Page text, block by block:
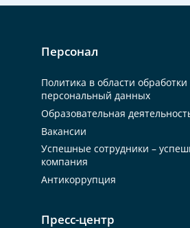
Персонал
Политика в области обработки
персональный данных
Образовательная
Вакансии
Успешные сотрудники –
компания
Антикоррупция
Пресс-центр